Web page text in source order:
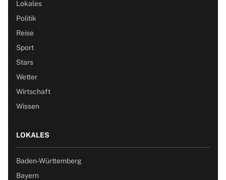
Lokales
Politik
Reise
Sport
Stars
Wetter
Wirtschaft
Wissen
LOKALES
Baden-Württemberg
Bayern